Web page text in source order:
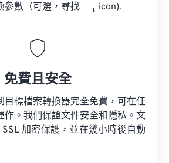
參數（可選，尋找
icon).
免費且安全
目標檔案轉換器完全免費，可在任
作。我們保證文件安全和隱私。文
加密保護，並在幾小時後自動